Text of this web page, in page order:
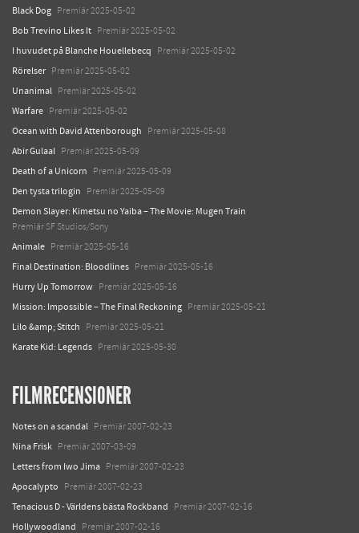
Black Dog Premiär 2025-05-02
Bob Trevino Likes It Premiär 2025-05-02
I huvudet på Blanche Houellebecq Premiär 2025-05-02
Rörelser Premiär 2025-05-02
Unanimal Premiär 2025-05-02
Warfare Premiär 2025-05-02
Ocean with David Attenborough Premiär 2025-05-08
Abir Gulaal Premiär 2025-05-09
Death of a Unicorn Premiär 2025-05-09
Den tysta trilogin Premiär 2025-05-09
Demon Slayer: Kimetsu no Yaiba – The Movie: Mugen Train
Premiär SF Studios/Sony
Animale Premiär 2025-05-16
Final Destination: Bloodlines Premiär 2025-05-16
Hurry Up Tomorrow Premiär 2025-05-16
Mission: Impossible – The Final Reckoning Premiär 2025-05-21
Lilo &amp; Stitch Premiär 2025-05-21
Karate Kid: Legends Premiär 2025-05-30
FILMRECENSIONER
Notes on a scandal Premiär 2007-02-23
Nina Frisk Premiär 2007-03-09
Letters from Iwo Jima Premiär 2007-02-23
Apocalypto Premiär 2007-02-23
Tenacious D - Världens bästa Rockband Premiär 2007-02-16
Hollywoodland Premiär 2007-02-16